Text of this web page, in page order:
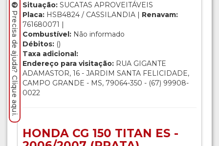
Situação: SUCATAS APROVEITÁVEIS
Placa: HSB4824 / CASSILANDIA | Renavam:
761680071 |
Combustível: Não informado
Débitos: ()
Taxa adicional:
Endereço para visitação: RUA GIGANTE
ADAMASTOR, 16 - JARDIM SANTA FELICIDADE,
CAMPO GRANDE - MS, 79064-350 - (67) 99908-
0022
HONDA CG 150 TITAN ES -
Precisa de ajuda? Clique aqui.